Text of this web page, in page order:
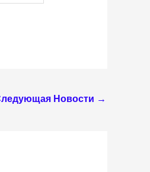
Новости →